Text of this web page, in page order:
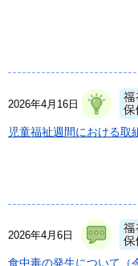
2026年4月16日
児童福祉週間における取
2026年4月6日
食中毒の発生について（